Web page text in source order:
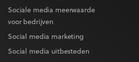
Sociale media meerwaarde
voor bedrijven
Social media marketing
Social media uitbesteden